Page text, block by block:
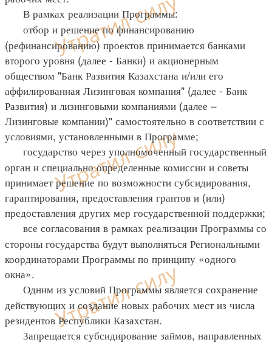
В рамках реализации Программы:
отбор и решение по финансированию
(рефинансированию) проектов принимается банками
второго уровня (далее - Банки) и акционерным
обществом "Банк Развития Казахстана и/или его
аффилированная Лизинговая компания" (далее - Банк
Развития) и лизинговыми компаниями (далее –
Лизинговые компании)" самостоятельно в соответствии с
условиями, установленными в Программе;
государство через уполномоченный государственный
орган и специально определенные комиссии и советы
принимает решение по возможности субсидирования,
гарантирования, предоставления грантов и (или)
предоставления других мер государственной поддержки;
все согласования в рамках реализации Программы со
стороны государства будут выполняться Региональными
координаторами Программы по принципу «одного
окна».
Одним из условий Программы является сохранение
действующих и создание новых рабочих мест из числа
резидентов Республики Казахстан.
Запрещается субсидирование займов, направленных